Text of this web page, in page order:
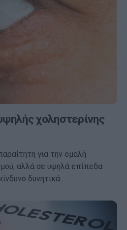
χοληστερίνης
για την ομαλή
αλλά σε υψηλά επίπεδα
δυνητικά…